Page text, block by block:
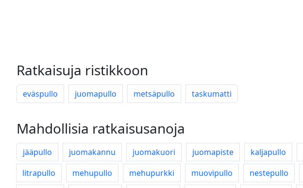
Ratkaisuja ristikkoon
eväspullo juomapullo metsäpullo taskumatti
Mahdollisia ratkaisusanoja
jääpullo juomakannu juomakuori juomapiste kaljapullo
litrapullo
mehupullo mehupurkki muovipullo nestepullo